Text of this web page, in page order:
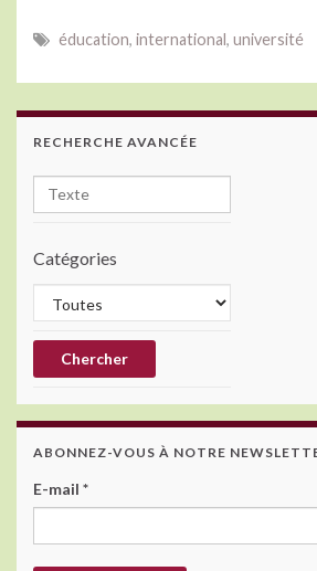
e
b
o
o
itt
er
ke
dI
n
éducation, international, université
RECHERCHE AVANCÉE
Catégories
ABONNEZ-VOUS À NOTRE
E-mail *